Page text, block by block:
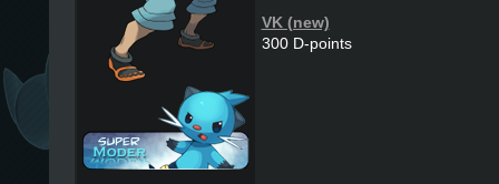
VK (new)
300 D-points